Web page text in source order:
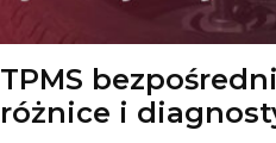
TPMS
różnice i